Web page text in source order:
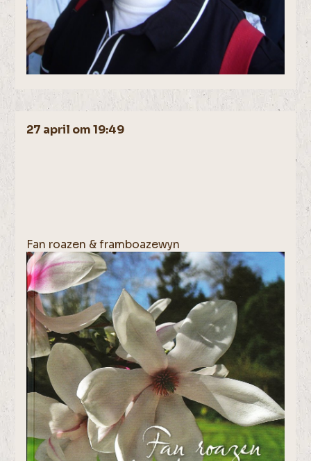
27 april om 19:49
Fan roazen & framboazewyn